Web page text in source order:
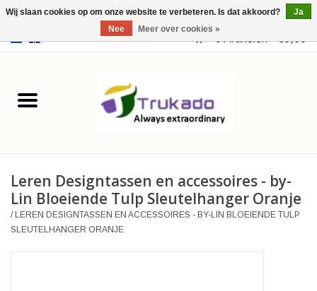
USD 0 Artikelen - €0,00
Leer
Merchandise
Retro Vintage
Leren Designtassen en accessoires - by-
Lin Bloeiende Tulp Sleutelhanger Oranje
/LEREN DESIGNTASSEN EN ACCESSOIRES - BY-LIN BLOEIENDE TULP
SLEUTELHANGER ORANJE
Wij slaan cookies op om onze website te verbeteren. Is dat akkoord?
Ja
Nee
Meer over cookies »